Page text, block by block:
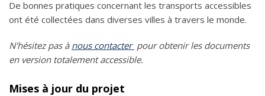
De bonnes pratiques concernant les transports accessibles
ont été collectées dans diverses villes à travers le monde.
N'hésitez pas à nous contacter pour obtenir les documents
en version totalement accessible.
Mises à jour du projet